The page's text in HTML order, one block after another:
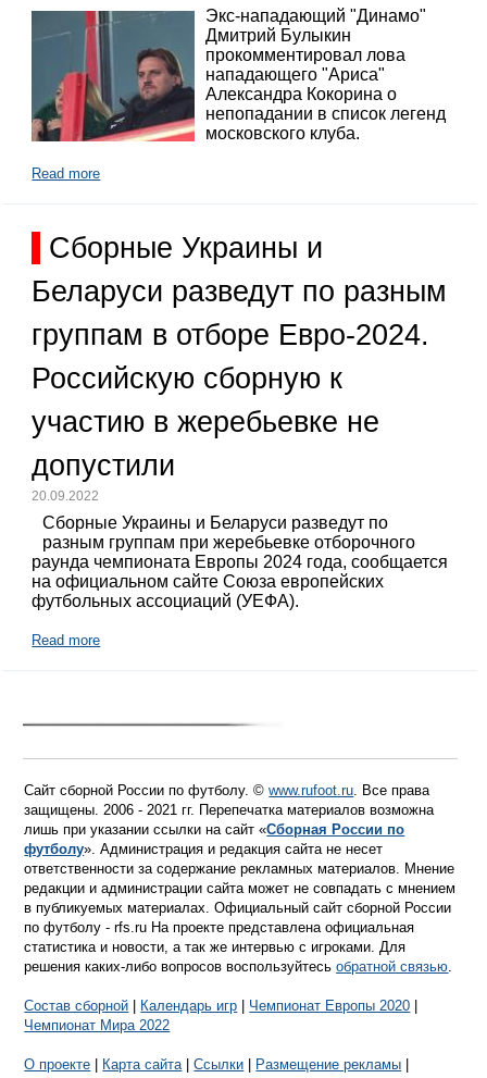
Экс-нападающий "Динамо"
Дмитрий Булыкин
прокомментировал лова
нападающего "Ариса"
Александра Кокорина о
непопадании в список легенд
московского клуба.
Read more
Сборные Украины и
Беларуси разведут по разным
группам в отборе Евро-2024.
Российскую сборную к
участию в жеребьевке не
допустили
20.09.2022
Сборные Украины и Беларуси разведут по
разным группам при жеребьевке отборочного
раунда чемпионата Европы 2024 года, сообщается
на официальном сайте Союза европейских
футбольных ассоциаций (УЕФА).
Read more
Сайт сборной России по футболу. ©www.rufoot.ru. Все права
защищены. 2006 - 2021 гг. Перепечатка материалов возможна
лишь при указании ссылки на сайт «Сборная России по
футболу». Администрация и редакция сайта не несет
ответственности за содержание рекламных материалов. Мнение
редакции и администрации сайта может не совпадать с мнением
в публикуемых материалах. Официальный сайт сборной России
по футболу - rfs.ru На проекте представлена официальная
статистика и новости, а так же интервью с игроками. Для
решения каких-либо вопросов воспользуйтесьобратной связью.
Состав сборной Календарь игр Чемпионат Европы 2020
Чемпионат Мира 2022
О проекте Карта сайта|Ссылки Размещение рекламы